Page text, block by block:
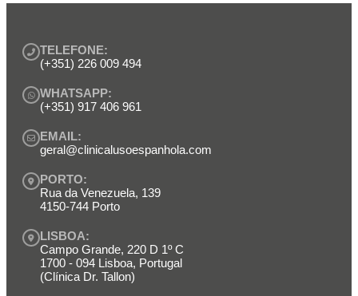
TELEFONE:
(+351) 226 009 494
WHATSAPP:
(+351) 917 406 961
EMAIL:
geral@clinicalusoespanhola.com
PORTO:
Rua da Venezuela, 139
4150-744 Porto
LISBOA:
Campo Grande, 220 D 1º C
1700 - 094 Lisboa, Portugal
(Clínica Dr. Tallon)